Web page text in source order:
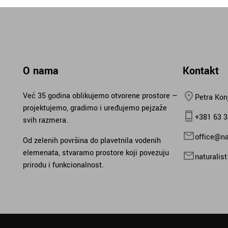
O nama
Već 35 godina oblikujemo otvorene prostore —
projektujemo, gradimo i uređujemo pejzaže
svih razmera.
Od zelenih površina do plavetnila vodenih
elemenata, stvaramo prostore koji povezuju
prirodu i funkcionalnost.
Kontakt
Petra
+381 63